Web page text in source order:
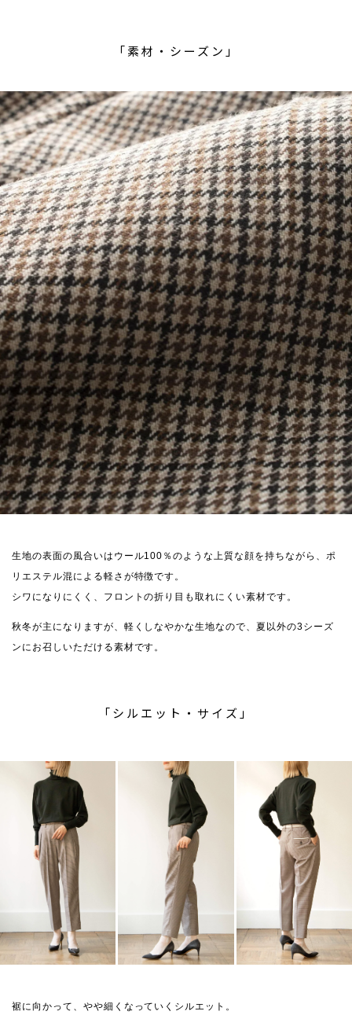
「素材・シーズン」
生地の表面の風合いはウール100％のような上質な顔を持ちながら、ポ
リエステル混による軽さが特徴です。
シワになりにくく、フロントの折り目も取れにくい素材です。
秋冬が主になりますが、軽くしなやかな生地なので、夏以外の3シーズ
ンにお召しいただける素材です。
「シルエット・サイズ」
裾に向かって、やや細くなっていくシルエット。